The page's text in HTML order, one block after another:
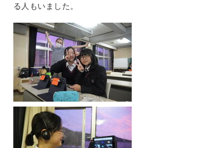
る人もいました。